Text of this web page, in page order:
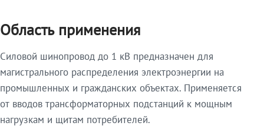
Область применения
Силовой шинопровод до 1 кВ предназначен для
магистрального распределения электроэнергии на
промышленных и гражданских объектах. Применяется
от вводов трансформаторных подстанций к мощным
нагрузкам и щитам потребителей.